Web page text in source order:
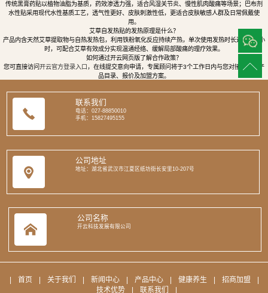
传统黑膏药贴以植物油脂为基质，药效渗透力强，适合风湿关节炎、慢性肌肉酸痛等场景；巴布剂
水性贴采用现代水性基质工艺，透气性更好、皮肤刺激性低，更适合皮肤敏感人群及日常佩戴使
用。
艾草自发热贴的发热原理是什么？
产品内含天然艾草提取物与自热发热包，利用铁粉氧化反应持续产热，单次使用发热时长达8至12小
时，可配合艾草有效成分实现温通经络、缓解局部酸痛的理疗效果。
如何通过开云网页版了解合作政策？
您可直接访问 开云官方登录入口，在线提交意向申请，专属顾问将于3个工作日内与您对接，提供产
品目录、报价及加盟方案。
联系我们
电话：027-88850010
手机：15827495155
公司地址
地址：湖北省武汉市江夏区纸坊街长安里10-207号
公司名称
开云科技发展有限公司
首页 关于我们 新闻中心 产品中心 健康养生 招商加盟
技术优势
联系我们